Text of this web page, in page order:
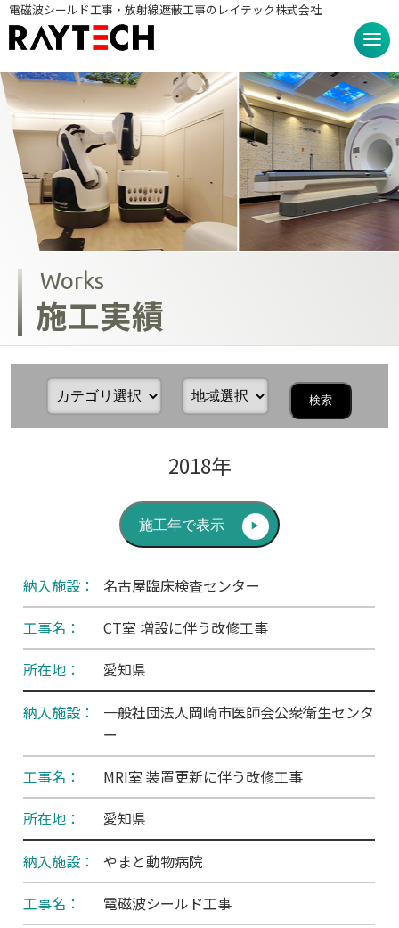
電磁波シールド工事・放射線遮蔽工事のレイテック株式会社
Works
施工実績
2018年
施工年で表示
名古屋臨床検査センター
CT室 増設に伴う改修工事
愛知県
一般社団法人岡崎市医師会公衆衛生センタ
ー
MRI室 装置更新に伴う改修工事
愛知県
やまと動物病院
電磁波シールド工事
HOME
レイテックのシールド工事
放射線遮蔽工事
電磁波シールド工事
施工実績
会社案内
アクセス